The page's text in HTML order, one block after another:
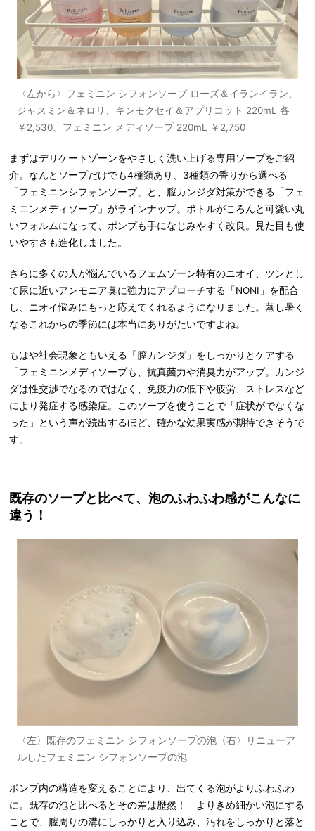
〈左から〉フェミニン シフォンソープ ローズ＆イランイラン、
ジャスミン＆ネロリ、キンモクセイ＆アプリコット 220mL 各
￥2,530、フェミニン メディソープ 220mL ￥2,750
まずはデリケートゾーンをやさしく洗い上げる専用ソープをご紹
介。なんとソープだけでも4種類あり、3種類の香りから選べる
「フェミニンシフォンソープ」と、膣カンジダ対策ができる「フェ
ミニンメディソープ」がラインナップ。ボトルがころんと可愛い丸
いフォルムになって、ポンプも手になじみやすく改良。見た目も使
いやすさも進化しました。
さらに多くの人が悩んでいるフェムゾーン特有のニオイ、ツンとし
て尿に近いアンモニア臭に強力にアプローチする「NONI」を配合
し、ニオイ悩みにもっと応えてくれるようになりました。蒸し暑く
なるこれからの季節には本当にありがたいですよね。
もはや社会現象ともいえる「膣カンジダ」をしっかりとケアする
「フェミニンメディソープも、抗真菌力や消臭力がアップ。カンジ
ダは性交渉でなるのではなく、免疫力の低下や疲労、ストレスなど
により発症する感染症。このソープを使うことで「症状がでなくな
った」という声が続出するほど、確かな効果実感が期待できそうで
す。
既存のソープと比べて、泡のふわふわ感がこんなに
違う！
〈左〉既存のフェミニン シフォンソープの泡〈右〉リニューア
ルしたフェミニン シフォンソープの泡
ポンプ内の構造を変えることにより、出てくる泡がよりふわふわ
に。既存の泡と比べるとその差は歴然！ よりきめ細かい泡にする
ことで、膣周りの溝にしっかりと入り込み、汚れをしっかりと落と